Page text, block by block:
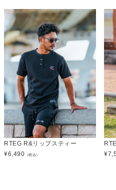
RTEG R&リップスティー
¥6,490 （税込）
¥